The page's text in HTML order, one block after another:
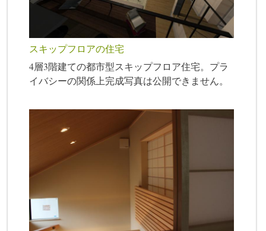
スキップフロアの住宅
4層3階建ての都市型スキップフロア住宅。プラ
イバシーの関係上完成写真は公開できません。